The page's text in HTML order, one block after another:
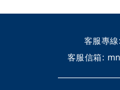
客服專線:
客服信箱: